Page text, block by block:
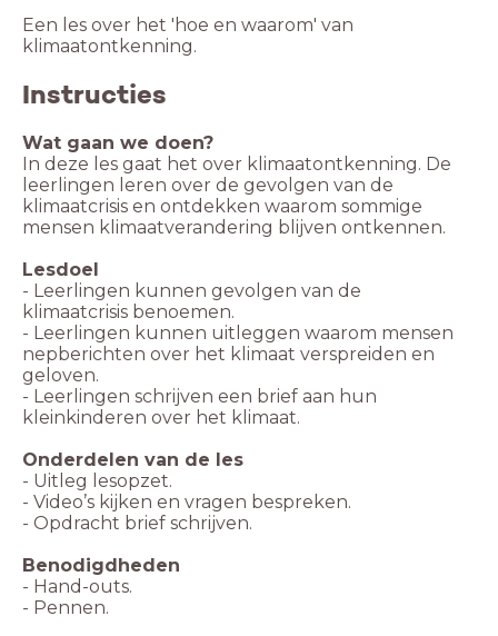
Een les over het 'hoe en waarom' van
klimaatontkenning.
Instructies
Wat gaan we doen?
In deze les gaat het over klimaatontkenning. De
leerlingen leren over de gevolgen van de
klimaatcrisis en ontdekken waarom sommige
mensen klimaatverandering blijven ontkennen.
Lesdoel
- Leerlingen kunnen gevolgen van de
klimaatcrisis benoemen.
- Leerlingen kunnen uitleggen waarom mensen
nepberichten over het klimaat verspreiden en
geloven.
- Leerlingen schrijven een brief aan hun
kleinkinderen over het klimaat.
Onderdelen van de les
- Uitleg lesopzet.
- Video’s kijken en vragen bespreken.
- Opdracht brief schrijven.
Benodigdheden
- Hand-outs.
- Pennen.